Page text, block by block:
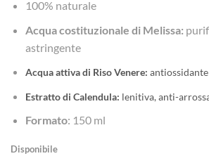
100% naturale
Acqua costituzionale di Melissa:
astringente
Acqua attiva di Riso Venere:
Estratto di Calendula: lenitiva, anti-
Formato: 150 ml
Disponibile